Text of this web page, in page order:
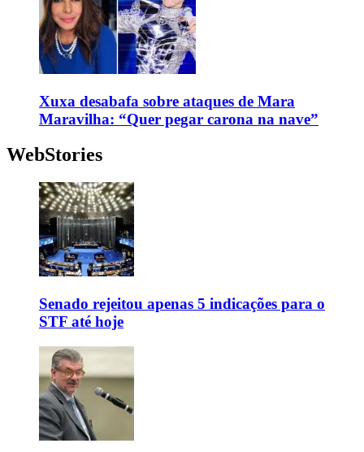
Xuxa desabafa sobre ataques de Mara
Maravilha: “Quer pegar carona na nave”
WebStories
Senado rejeitou apenas 5 indicações para o
STF até hoje